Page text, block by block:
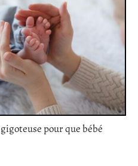
pour que bébé